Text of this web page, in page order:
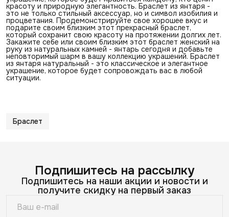
красоту и природную элегантность. Браслет из янтаря -
это не только стильный аксессуар, но и символ изобилия и
процветания. Продемонстрируйте свое хорошее вкус и
подарите своим близким этот прекрасный браслет,
который сохранит свою красоту на протяжении долгих лет.
Закажите себе или своим близким этот браслет женский на
руку из натуральных камней - янтарь сегодня и добавьте
неповторимый шарм в вашу коллекцию украшений. Браслет
из янтаря натуральный - это классическое и элегантное
украшение, которое будет сопровождать вас в любой
ситуации.
Браслет
Подпишитесь на рассылку
Подпишитесь на наши акции и новости и
получите скидку на первый заказ